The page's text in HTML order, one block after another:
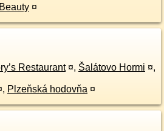
¤
Restaurant ¤, Šalátovo Hormi ¤,
, Plzeňská hodovňa ¤